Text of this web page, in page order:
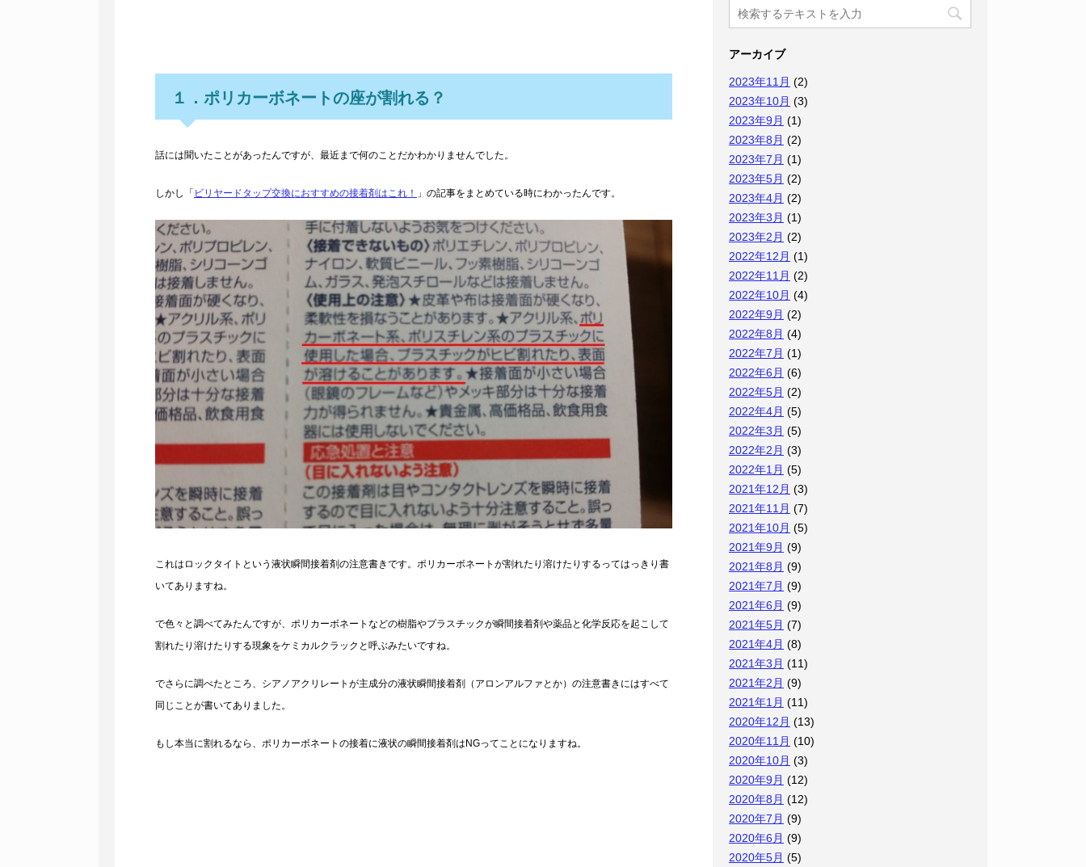
１．ポリカーボネートの座が割れる？
話には聞いたことがあったんですが、最近まで何のことだかわかりませんでした。
しかし「 ビリヤードタップ交換におすすめの接着剤はこれ！ 」の記事をまとめている時にわかったんです。
これはロックタイトという液状瞬間接着剤の注意書きです。ポリカーボネートが割れたり溶けたりするってはっきり書
いてありますね。
で色々と調べてみたんですが、ポリカーボネートなどの樹脂やプラスチックが瞬間接着剤や薬品と化学反応を起こして
割れたり溶けたりする現象をケミカルクラックと呼ぶみたいですね。
でさらに調べたところ、シアノアクリレートが主成分の液状瞬間接着剤（アロンアルファとか）の注意書きにはすべて
同じことが書いてありました。
もし本当に割れるなら、ポリカーボネートの接着に液状の瞬間接着剤はNGってことになりますね。
アーカイブ
2023年11月 (2)
2023年10月 (3)
2023年9月 (1)
2023年8月 (2)
2023年7月 (1)
2023年5月 (2)
2023年4月 (2)
2023年3月 (1)
2023年2月 (2)
2022年12月 (1)
2022年11月 (2)
2022年10月 (4)
2022年9月 (2)
2022年8月 (4)
2022年7月 (1)
2022年6月 (6)
2022年5月 (2)
2022年4月 (5)
2022年3月 (5)
2022年2月 (3)
2022年1月 (5)
2021年12月 (3)
2021年11月 (7)
2021年10月 (5)
2021年9月 (9)
2021年8月 (9)
2021年7月 (9)
2021年6月 (9)
2021年5月 (7)
2021年4月 (8)
2021年3月 (11)
2021年2月 (9)
2021年1月 (11)
2020年12月 (13)
2020年11月 (10)
2020年10月 (3)
2020年9月 (12)
2020年8月 (12)
2020年7月 (9)
2020年6月 (9)
2020年5月 (5)